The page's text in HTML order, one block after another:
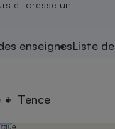
et dresse un
enseignesListe
Tence
auto
- Grande surface
de vente -